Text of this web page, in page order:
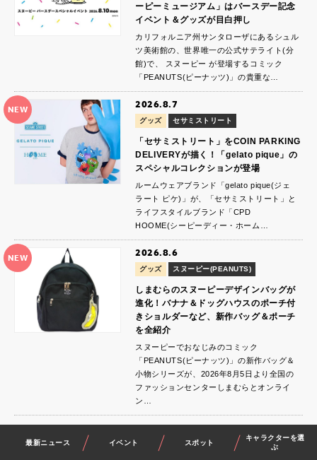
最新ニュース イベント スポット
キャラクターを選
ぶ
ーピーミュージアム」はバースデー記念
イベント＆グッズが目白押し
カリフォルニア州サンタローザにあるシュル
ツ美術館の、世界唯一の公式サテライト(分
館)で、 スヌーピー が登場するコミック
「PEANUTS(ピーナッツ)」の貴重な…
NEW 2026.8.7
グッズ セサミストリート
「セサミストリート」をCOIN PARKING
DELIVERYが描く！「gelato pique」の
スペシャルコレクションが登場
ルームウェアブランド「gelato pique(ジェ
ラート ピケ)」が、「セサミストリート」と
ライフスタイルブランド「CPD
HOOME(シーピーディー・ホーム…
NEW 2026.8.6
グッズ スヌーピー(PEANUTS)
しまむらのスヌーピーデザインバッグが
進化！バナナ＆ドッグハウスのポーチ付
きショルダーなど、新作バッグ＆ポーチ
を全紹介
スヌーピーでおなじみのコミック
「PEANUTS(ピーナッツ)」の新作バッグ＆
小物シリーズが、2026年8月5日より全国の
ファッションセンターしまむらとオンライ
ン…
最新情報をもっと見る